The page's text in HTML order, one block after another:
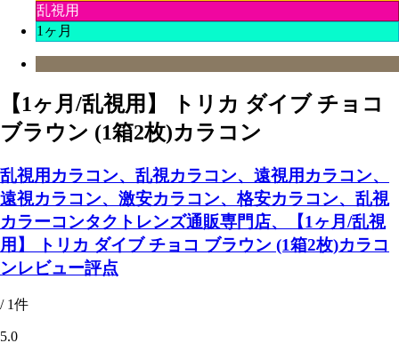
乱視用
1ヶ月
【1ヶ月/乱視用】 トリカ ダイブ チョコ
ブラウン (1箱2枚)カラコン
乱視用カラコン、乱視カラコン、遠視用カラコン、
遠視カラコン、激安カラコン、格安カラコン、乱視
カラーコンタクトレンズ通販専門店、【1ヶ月/乱視
用】 トリカ ダイブ チョコ ブラウン (1箱2枚)カラコ
ンレビュー評点
/ 1件
5.0